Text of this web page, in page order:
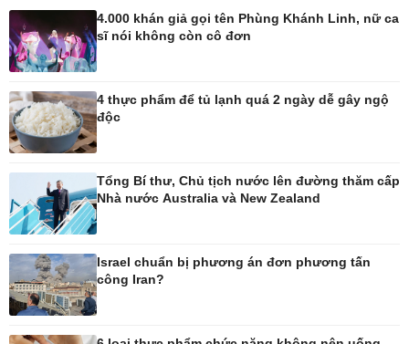
Đảng
Tổ chức nhân sự
Quốc hội
Tin 24h
Việc làm
Thế giới
Quan sát
Cuộc sống đó đây
Hồ sơ
Multimedia
E-Magazine
Infographic
Kinh tế
Thị trường
4.000 khán giả gọi tên Phùng Khánh Linh, nữ ca
sĩ nói không còn cô đơn
4 thực phẩm để tủ lạnh quá 2 ngày dễ gây ngộ
độc
Tổng Bí thư, Chủ tịch nước lên đường thăm cấp
Nhà nước Australia và New Zealand
Israel chuẩn bị phương án đơn phương tấn
công Iran?